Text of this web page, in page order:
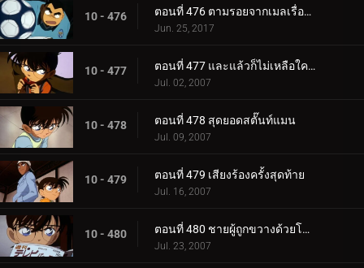
10 - 476 ตอนที่ 476 ตามรอยจากเมลเรื่องปลา
Jun. 25, 2017
10 - 477 ตอนที่ 477 และแล้วก็ไม่เหลือใครอีกเลย
Jul. 02, 2007
10 - 478 ตอนที่ 478 สุดยอดสตั๊นท์แมน
Jul. 09, 2007
10 - 479 ตอนที่ 479 เสียงร้องครั้งสุดท้าย
Jul. 16, 2007
10 - 480 ตอนที่ 480 ชายผู้ถูกขวางด้วยโครงเหล็ก
Jul. 23, 2007